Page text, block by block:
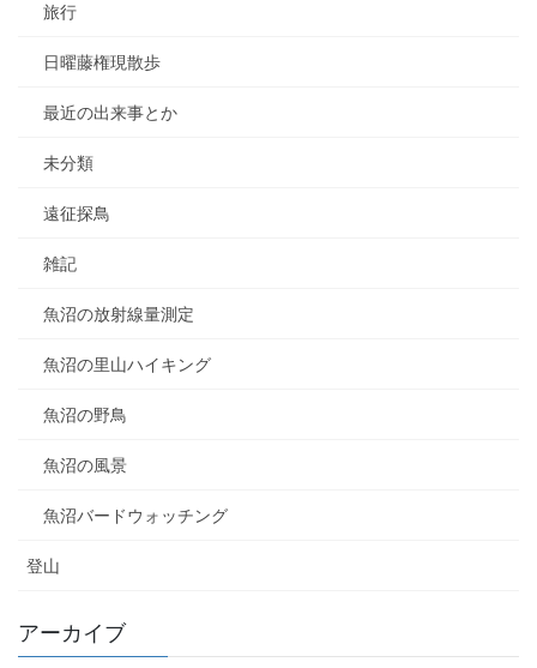
旅行
日曜藤権現散歩
最近の出来事とか
未分類
遠征探鳥
雑記
魚沼の放射線量測定
魚沼の里山ハイキング
魚沼の野鳥
魚沼の風景
魚沼バードウォッチング
登山
アーカイブ